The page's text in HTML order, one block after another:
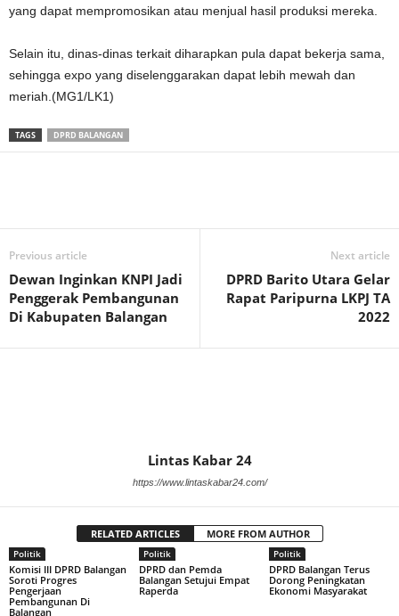
yang dapat mempromosikan atau menjual hasil produksi mereka.
Selain itu, dinas-dinas terkait diharapkan pula dapat bekerja sama,
sehingga expo yang diselenggarakan dapat lebih mewah dan
meriah.(MG1/LK1)
TAGS DPRD BALANGAN
Previous article
Dewan Inginkan KNPI Jadi
Penggerak Pembangunan
Di Kabupaten Balangan
Next article
DPRD Barito Utara Gelar
Rapat Paripurna LKPJ TA
2022
Lintas Kabar 24
https://www.lintaskabar24.com/
RELATED ARTICLES MORE FROM AUTHOR
Politik
Komisi III DPRD Balangan
Soroti Progres
Pengerjaan
Pembangunan Di
Balangan
Politik
DPRD dan Pemda
Balangan Setujui Empat
Raperda
Politik
DPRD Balangan Terus
Dorong Peningkatan
Ekonomi Masyarakat